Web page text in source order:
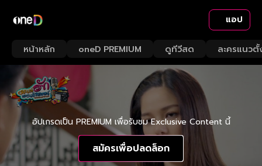
แอป
หน้าหลัก oneD PREMIUM ดูทีวีสด ละครแนวตั้
อัปเกรดเป็น PREMIUM เพื่อรับชม Exclusive Content นี้
สมัครเพื่อปลดล็อก